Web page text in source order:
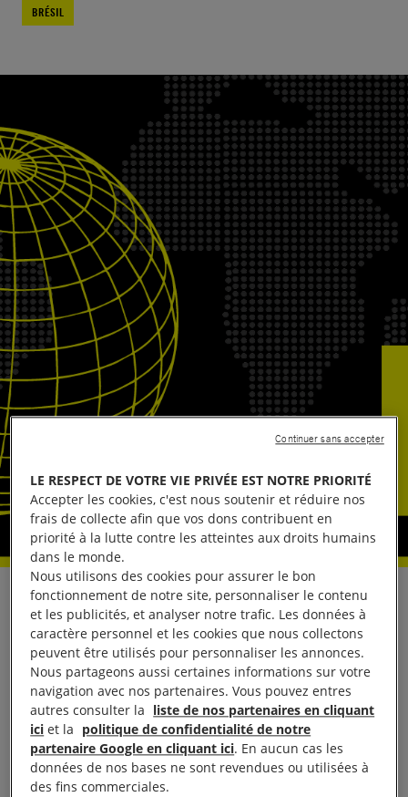
BRÉSIL
L’héritage des Jeux Olympiques de Rio 2016 vole en
éclats, au moins huit personnes ayant été tuées lors
d’opérations policières menées dans la ville pendant
les JO ou lors de manifestations pacifiques
lourdement réprimées, a déclaré Amnesty
International.
« Le Brésil a raté la médaille la plus importante des
LE RESPECT DE VOTRE VIE PRIVÉE EST NOTRE PRIORITÉ
Accepter les cookies, c'est nous soutenir et réduire nos
frais de collecte afin que vos dons contribuent en
priorité à la lutte contre les atteintes aux droits humains
dans le monde.
Nous utilisons des cookies pour assurer le bon
fonctionnement de notre site, personnaliser le contenu
et les publicités, et analyser notre trafic. Les données à
caractère personnel et les cookies que nous collectons
peuvent être utilisés pour personnaliser les annonces.
Nous partageons aussi certaines informations sur votre
navigation avec nos partenaires. Vous pouvez entres
autres consulter la liste de nos partenaires en cliquant
ici et la politique de confidentialité de notre
partenaire Google en cliquant ici. En aucun cas les
données de nos bases ne sont revendues ou utilisées à
des fins commerciales.
Continuer sans accepter